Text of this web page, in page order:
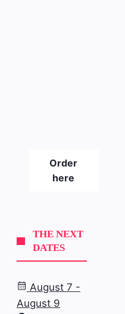
Order
here
THE NEXT
DATES
August 7 -
August 9